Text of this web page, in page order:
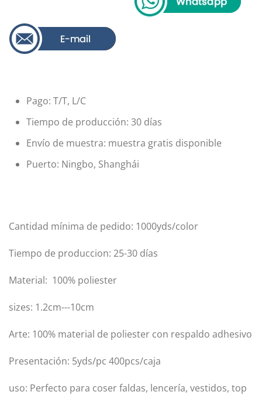
Pago: T/T, L/C
Tiempo de producción: 30 días
Envío de muestra: muestra gratis disponible
Puerto: Ningbo, Shanghái
Cantidad mínima de pedido: 1000yds/color
Tiempo de produccion: 25-30 días
Material: 100% poliester
sizes: 1.2cm---10cm
Arte: 100% material de poliester con respaldo adhesivo
Presentación: 5yds/pc 400pcs/caja
uso: Perfecto para coser faldas, lencería, vestidos, top